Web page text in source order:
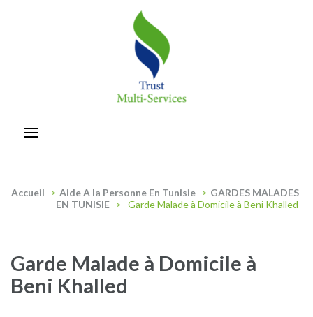
Accueil > Aide A la Personne En Tunisie > GARDES MALADES
EN TUNISIE > Garde Malade à Domicile à Beni Khalled
Garde Malade à Domicile à
Beni Khalled